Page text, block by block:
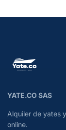
YATE.CO SAS
Alquiler de yates
online.